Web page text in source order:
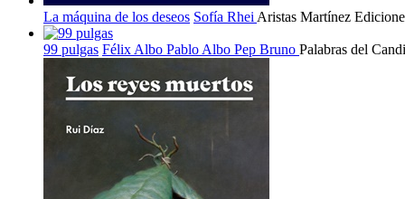
La máquina de los deseos Sofía Rhei Aristas Martínez
99 pulgas Félix Albo Pablo Albo Pep Bruno Palabras del